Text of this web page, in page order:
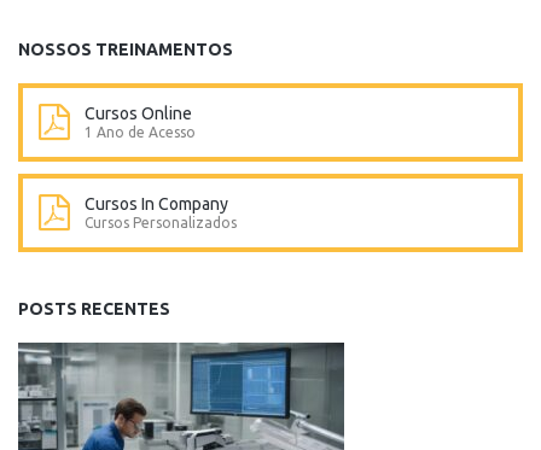
NOSSOS TREINAMENTOS
Cursos Online
1 Ano de Acesso
Cursos In Company
Cursos Personalizados
POSTS RECENTES